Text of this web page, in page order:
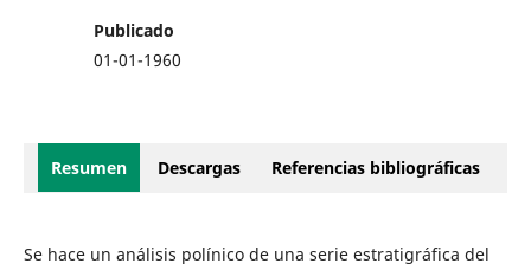
Publicado
01-01-1960
Resumen Descargas Referencias bibliográficas
Se hace un análisis polínico de una serie estratigráfica del